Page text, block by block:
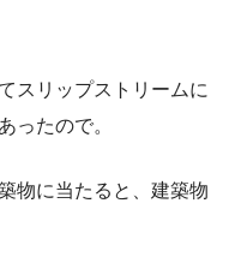
スリップストリームに
ったので。
物に当たると、建築物